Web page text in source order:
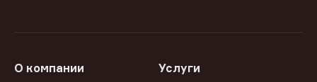
О компании Услуги